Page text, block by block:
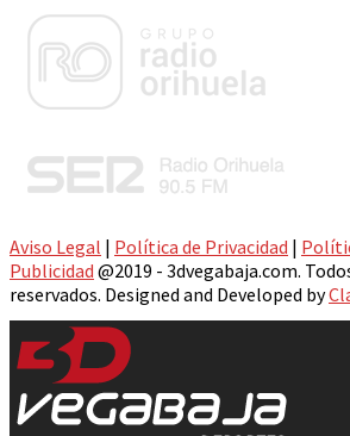
Aviso Legal | Política de Privacidad |
Publicidad @2019 - 3dvegabaja.com.
reservados. Designed and Developed by